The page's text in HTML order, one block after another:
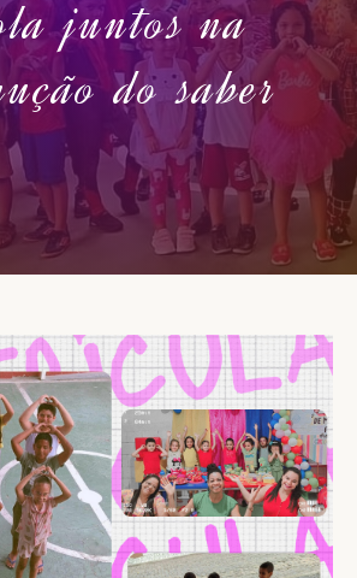
juntos na
do saber